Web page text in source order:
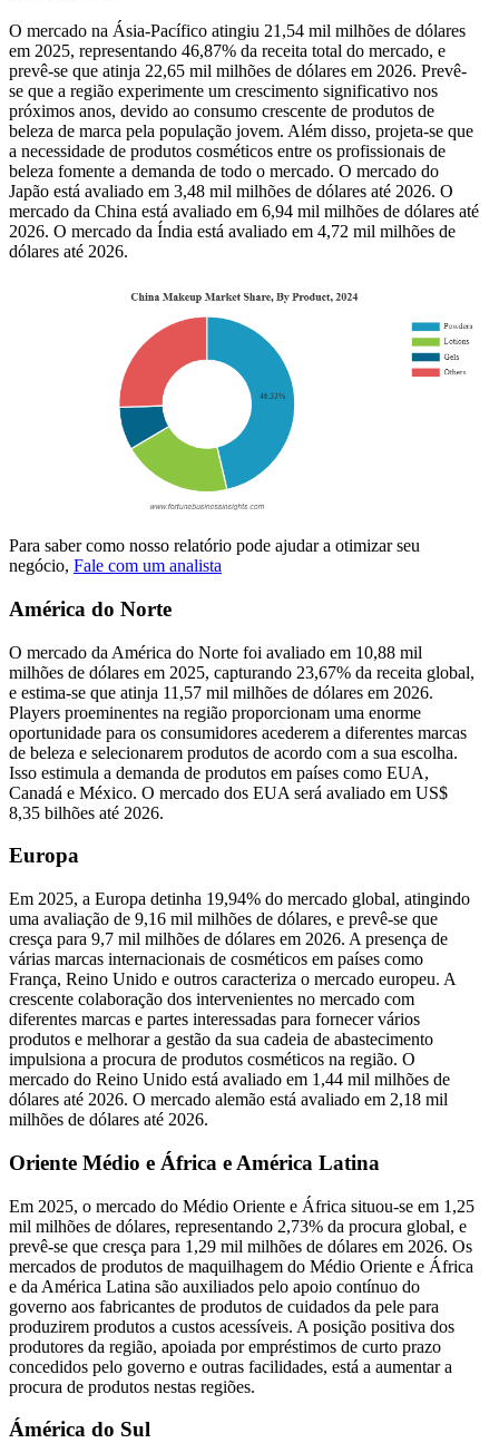
O mercado na Ásia-Pacífico atingiu 21,54 mil milhões de dólares
em 2025, representando 46,87% da receita total do mercado, e
prevê-se que atinja 22,65 mil milhões de dólares em 2026. Prevê-
se que a região experimente um crescimento significativo nos
próximos anos, devido ao consumo crescente de produtos de
beleza de marca pela população jovem. Além disso, projeta-se que
a necessidade de produtos cosméticos entre os profissionais de
beleza fomente a demanda de todo o mercado. O mercado do
Japão está avaliado em 3,48 mil milhões de dólares até 2026. O
mercado da China está avaliado em 6,94 mil milhões de dólares até
2026. O mercado da Índia está avaliado em 4,72 mil milhões de
dólares até 2026.
Para saber como nosso relatório pode ajudar a otimizar seu
negócio, Fale com um analista
América do Norte
O mercado da América do Norte foi avaliado em 10,88 mil
milhões de dólares em 2025, capturando 23,67% da receita global,
e estima-se que atinja 11,57 mil milhões de dólares em 2026.
Players proeminentes na região proporcionam uma enorme
oportunidade para os consumidores acederem a diferentes marcas
de beleza e selecionarem produtos de acordo com a sua escolha.
Isso estimula a demanda de produtos em países como EUA,
Canadá e México. O mercado dos EUA será avaliado em US$
8,35 bilhões até 2026.
Europa
Em 2025, a Europa detinha 19,94% do mercado global, atingindo
uma avaliação de 9,16 mil milhões de dólares, e prevê-se que
cresça para 9,7 mil milhões de dólares em 2026. A presença de
várias marcas internacionais de cosméticos em países como
França, Reino Unido e outros caracteriza o mercado europeu. A
crescente colaboração dos intervenientes no mercado com
diferentes marcas e partes interessadas para fornecer vários
produtos e melhorar a gestão da sua cadeia de abastecimento
impulsiona a procura de produtos cosméticos na região. O
mercado do Reino Unido está avaliado em 1,44 mil milhões de
dólares até 2026. O mercado alemão está avaliado em 2,18 mil
milhões de dólares até 2026.
Oriente Médio e África e América Latina
Em 2025, o mercado do Médio Oriente e África situou-se em 1,25
mil milhões de dólares, representando 2,73% da procura global, e
prevê-se que cresça para 1,29 mil milhões de dólares em 2026. Os
mercados de produtos de maquilhagem do Médio Oriente e África
e da América Latina são auxiliados pelo apoio contínuo do
governo aos fabricantes de produtos de cuidados da pele para
produzirem produtos a custos acessíveis. A posição positiva dos
produtores da região, apoiada por empréstimos de curto prazo
concedidos pelo governo e outras facilidades, está a aumentar a
procura de produtos nestas regiões.
Ámérica do Sul